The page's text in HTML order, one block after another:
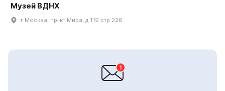
Музей ВДНХ
г Москва, пр-кт Мира, д 119 стр 228